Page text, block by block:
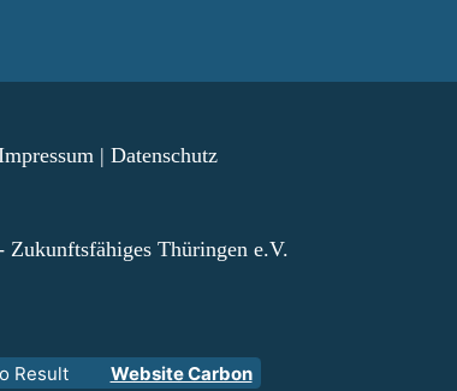
| Datenschutz
Thüringen e.V.
Result Website Carbon